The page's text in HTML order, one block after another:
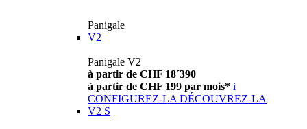
Panigale
V2
Panigale V2
à partir de CHF 18´390
à partir de CHF 199 par mois* i
CONFIGUREZ-LA DÉCOUVREZ-LA
V2 S